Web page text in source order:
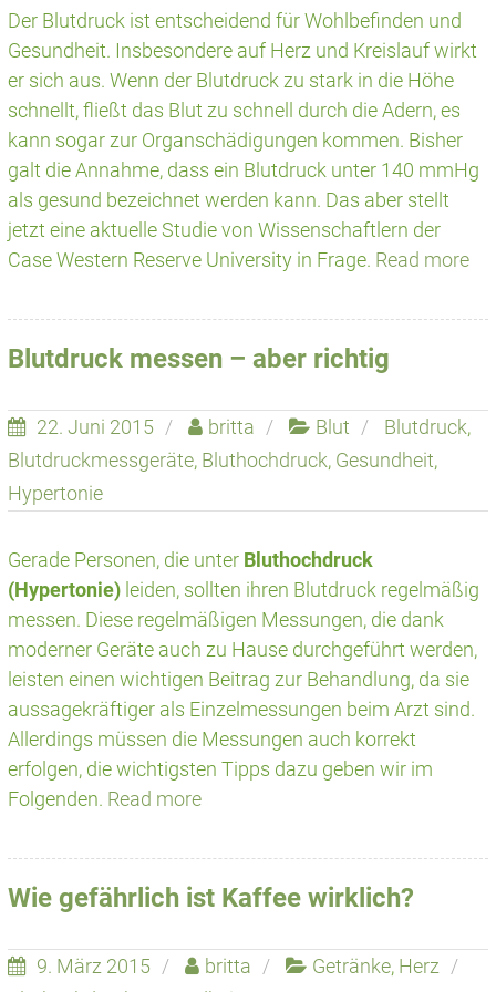
Der Blutdruck ist entscheidend für Wohlbefinden und
Gesundheit. Insbesondere auf Herz und Kreislauf wirkt
er sich aus. Wenn der Blutdruck zu stark in die Höhe
schnellt, fließt das Blut zu schnell durch die Adern, es
kann sogar zur Organschädigungen kommen. Bisher
galt die Annahme, dass ein Blutdruck unter 140 mmHg
als gesund bezeichnet werden kann. Das aber stellt
jetzt eine aktuelle Studie von Wissenschaftlern der
Case Western Reserve University in Frage. Read more
Blutdruck messen – aber richtig
22. Juni 2015 britta Blut Blutdruck,
Blutdruckmessgeräte, Bluthochdruck, Gesundheit,
Hypertonie
Gerade Personen, die unter Bluthochdruck
(Hypertonie)leiden, sollten ihren Blutdruck regelmäßig
messen. Diese regelmäßigen Messungen, die dank
moderner Geräte auch zu Hause durchgeführt werden,
leisten einen wichtigen Beitrag zur Behandlung, da sie
aussagekräftiger als Einzelmessungen beim Arzt sind.
Allerdings müssen die Messungen auch korrekt
erfolgen, die wichtigsten Tipps dazu geben wir im
Folgenden. Read more
Wie gefährlich ist Kaffee wirklich?
9. März 2015 britta Getränke, Herz